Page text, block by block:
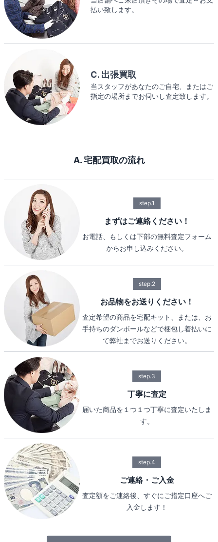
払い致します。
C. 出張買取
当スタッフがあなたのご自宅、またはご
指定の場所までお伺いし査定致します。
A. 宅配買取の流れ
step.1
まずはご連絡ください！
お電話、もしくは下部の無料査定フォーム
からお申し込みください。
step.2
お品物をお送りください！
査定希望の商品を宅配キット、または、お
手持ちのダンボールなどで梱包し着払いに
て弊社までお送りください。
step.3
丁寧に査定
届いた商品を１つ１つ丁寧に査定いたしま
す。
step.4
ご連絡・ご入金
査定額をご連絡後、すぐにご指定口座へご
入金します！